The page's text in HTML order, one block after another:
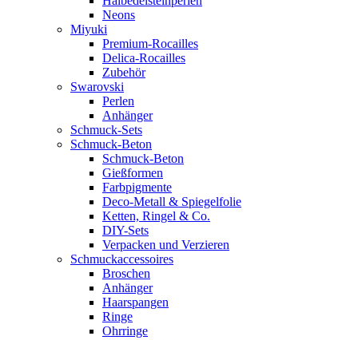
Neons
Miyuki
Premium-Rocailles
Delica-Rocailles
Zubehör
Swarovski
Perlen
Anhänger
Schmuck-Sets
Schmuck-Beton
Schmuck-Beton
Gießformen
Farbpigmente
Deco-Metall & Spiegelfolie
Ketten, Ringel & Co.
DIY-Sets
Verpacken und Verzieren
Schmuckaccessoires
Broschen
Anhänger
Haarspangen
Ringe
Ohrringe